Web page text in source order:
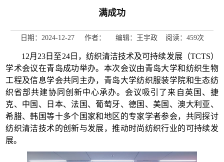
满成功
日期：2024-12-27 作者： 编辑：王宇政 阅读： 459次
12月23日至24日，纺织清洁技术及可持续发展（TCTS）
学术会议在青岛成功举办。本次会议由青岛大学和纺织生物
工程及信息学会共同主办，青岛大学纺织服装学院和生态纺
织省部共建协同创新中心承办。会议吸引了来自英国、捷
克、中国、日本、法国、葡萄牙、德国、美国、澳大利亚、
希腊、韩国等十多个国家和地区的专家学者参会，共同探讨
纺织清洁技术的创新与发展，推动时尚纺织行业的可持续发
展。